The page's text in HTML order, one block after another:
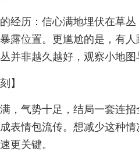
经历：信心满地埋伏在草
露位置。更尴尬的是，有
并非越久越好，观察小地图
】
，气势十足，结局一套连
表情包流传。想减少这种
更关键。